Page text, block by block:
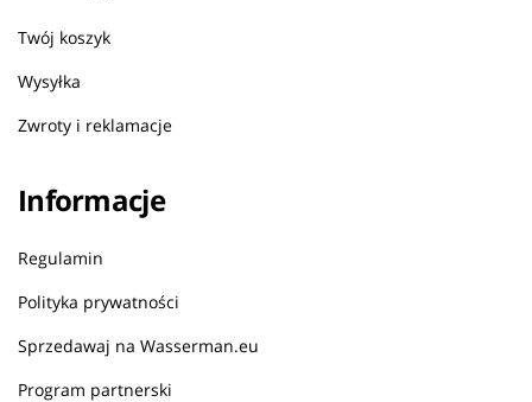
Twój koszyk
Wysyłka
Zwroty i reklamacje
Informacje
Regulamin
Polityka prywatności
Sprzedawaj na Wasserman.eu
Program partnerski